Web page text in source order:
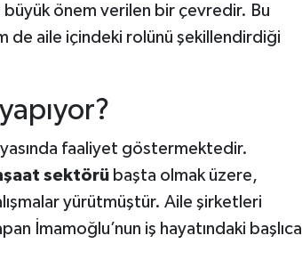
önem verilen bir çevredir. Bu
de aile içindeki rolünü şekillendirdiği
faaliyet göstermektedir.
sektörübaşta olmak üzere,
yürütmüştür. Aile şirketleri
İmamoğlu’nun iş hayatındaki başlıca